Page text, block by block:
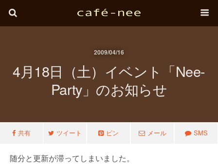
2009/04/16
4月18日（土）イベント「nee-
Party」のお知らせ
共有 ツイート ピン メール SMS
随分と更新が滞ってしまいました。